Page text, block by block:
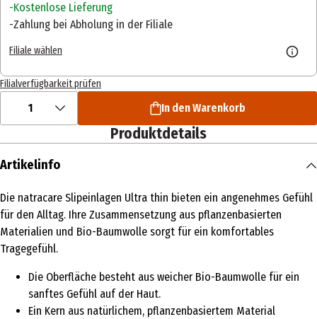
Kostenlose Lieferung
Zahlung bei Abholung in der Filiale
Filiale wählen
Filialverfügbarkeit prüfen
1 In den Warenkorb
Produktdetails
Artikelinfo
Die natracare Slipeinlagen Ultra thin bieten ein angenehmes Gefühl
für den Alltag. Ihre Zusammensetzung aus pflanzenbasierten
Materialien und Bio-Baumwolle sorgt für ein komfortables
Tragegefühl.
Die Oberfläche besteht aus weicher Bio-Baumwolle für ein
sanftes Gefühl auf der Haut.
Ein Kern aus natürlichem, pflanzenbasiertem Material